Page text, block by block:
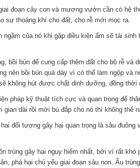
đoạn cây con và mương vườn cần có hệ
sự thoáng khí cho đất, cho rễ mới mọc ra.
ngầm của nó khi gặp điều kiện ẩm sẽ tái
bồi bùn để cung cấp thêm đất cho bộ rễ
nên bồi bùn quá dày vì có thể làm ngộp và
không hút được chất dinh dưỡng, đồng
pháp kỹ thuật tích cực và quan trọng để
gian dài rồi mới bù đắp cho nó thì không thể
đối tượng gây hại quan trọng là sâu
trùng gây hại nguy hiểm nhất, bởi vì rất
phá hại chủ yếu giai đoạn sâu non. Ấu